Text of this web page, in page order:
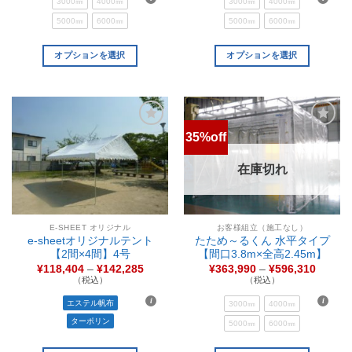
5000㎜ 6000㎜
オプションを選択
5000㎜ 6000㎜
オプションを選択
お気
に入
りに
追加
E-SHEET オリジナル
e-sheetオリジナルテント
【2間×4間】4号
¥118,404– ¥142,285
（税込）
エステル帆布
ターポリン
35%off
お気
在庫切れ
お客様組立（施工なし）
たため～るくん 水平タイプ
【間口3.8m×全高2.45m】
¥363,990– ¥596,310
（税込）
3000㎜ 4000㎜
5000㎜ 6000㎜